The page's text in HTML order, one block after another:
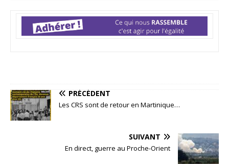
PRÉCÉDENT
Les CRS sont de retour en Martinique…
SUIVANT
En direct, guerre au Proche-Orient